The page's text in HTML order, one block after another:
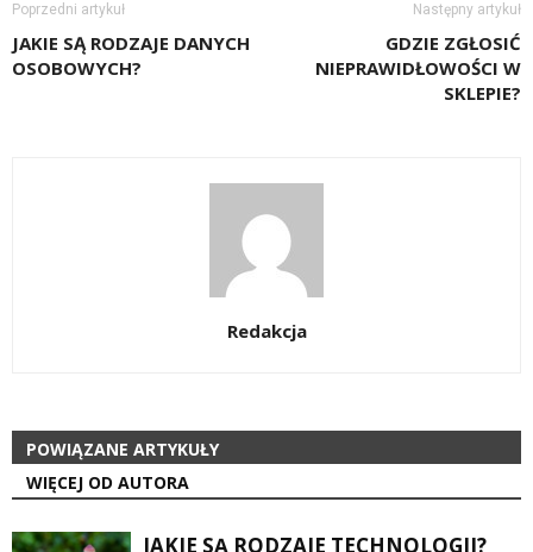
Poprzedni artykuł
JAKIE SĄ RODZAJE DANYCH
OSOBOWYCH?
Następny artykuł
GDZIE ZGŁOSIĆ
NIEPRAWIDŁOWOŚCI W
SKLEPIE?
Redakcja
POWIĄZANE ARTYKUŁY
WIĘCEJ OD AUTORA
JAKIE SĄ RODZAJE TECHNOLOGII?